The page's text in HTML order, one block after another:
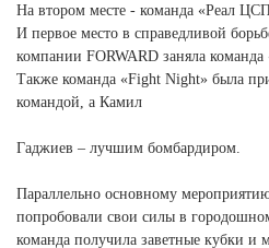
На втором месте - команда «Реал
И первое место в справедливой
компании FORWARD заняла команда
Также команда «Fight Night» была
командой, а Камил
Гаджиев – лучшим бомбардиром.
Параллельно основному
попробовали свои силы в
команда получила заветные кубки и